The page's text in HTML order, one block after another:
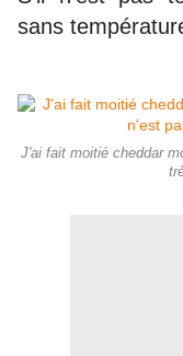
sans
J'ai fait moitié cheddar